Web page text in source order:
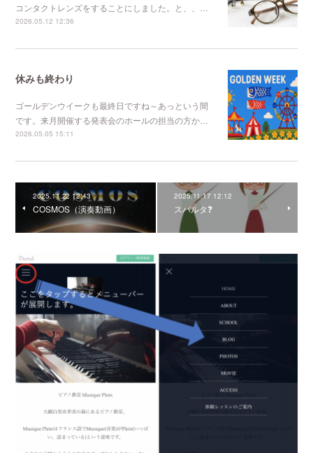
コンタクトレンズをすることにしました。と、、…
2026.05.12 12:36
休みも終わり
ゴールデンウイークも最終日ですね～あっという間
です。来月開催する発表会のホールの担当の方か…
2026.05.05 15:11
2025.11.22 12:43
COSMOS（演奏動画）
2025.11.17 12:12
スパルタ❓